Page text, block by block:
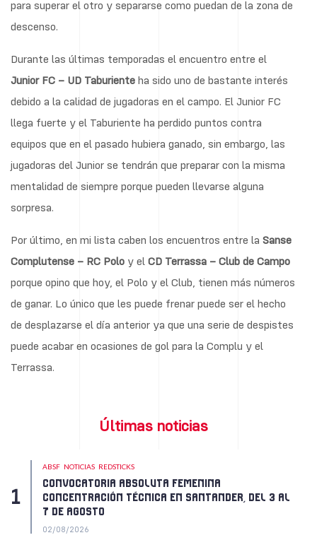
para superar el otro y separarse como puedan de la zona de
descenso.
Durante las últimas temporadas el encuentro entre el
Junior FC – UD Taburiente ha sido uno de bastante interés
debido a la calidad de jugadoras en el campo. El Junior FC
llega fuerte y el Taburiente ha perdido puntos contra
equipos que en el pasado hubiera ganado, sin embargo, las
jugadoras del Junior se tendrán que preparar con la misma
mentalidad de siempre porque pueden llevarse alguna
sorpresa.
Por último, en mi lista caben los encuentros entre la Sanse
Complutense – RC Polo y el CD Terrassa – Club de Campo
porque opino que hoy, el Polo y el Club, tienen más números
de ganar. Lo único que les puede frenar puede ser el hecho
de desplazarse el día anterior ya que una serie de despistes
puede acabar en ocasiones de gol para la Complu y el
Terrassa.
Últimas noticias
ABSF NOTICIAS REDSTICKS
CONVOCATORIA ABSOLUTA FEMENINA
CONCENTRACIÓN TÉCNICA EN SANTANDER, DEL 3 AL
7 DE AGOSTO
02/08/2026